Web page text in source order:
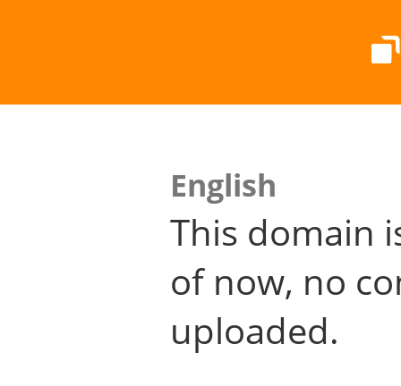
English
This domain
of now, no
uploaded.